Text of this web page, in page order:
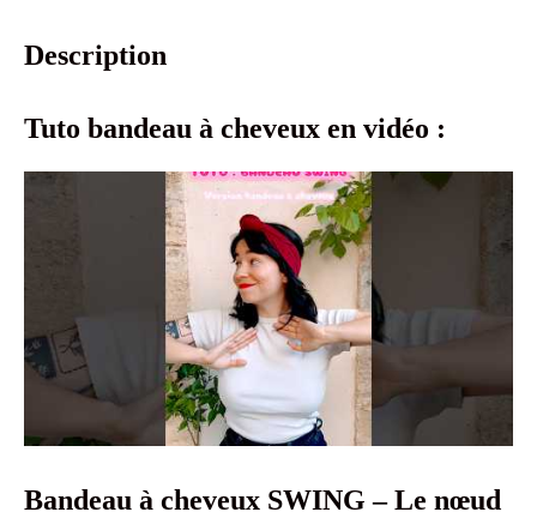
Description
Tuto bandeau à cheveux en vidéo :
Bandeau à cheveux SWING – Le nœud